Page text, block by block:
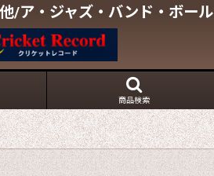
/ア・ジャズ・バンド・ボール
商品検索